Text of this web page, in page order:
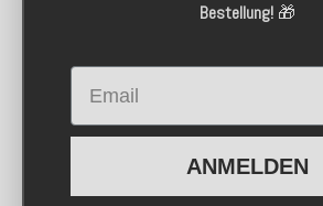
Bestellung!🎁
Email
ANMELDEN